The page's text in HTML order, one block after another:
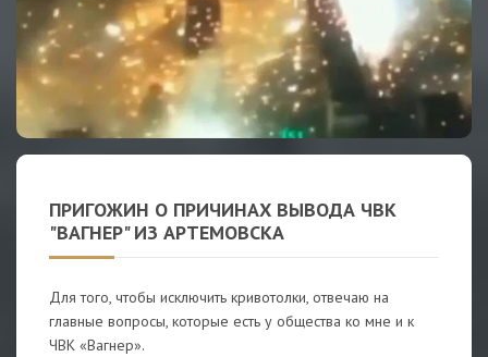
ПРИГОЖИН О ПРИЧИНАХ ВЫВОДА ЧВК
"ВАГНЕР" ИЗ АРТЕМОВСКА
Для того, чтобы исключить кривотолки, отвечаю на
главные вопросы, которые есть у общества ко мне и к
ЧВК «Вагнер».